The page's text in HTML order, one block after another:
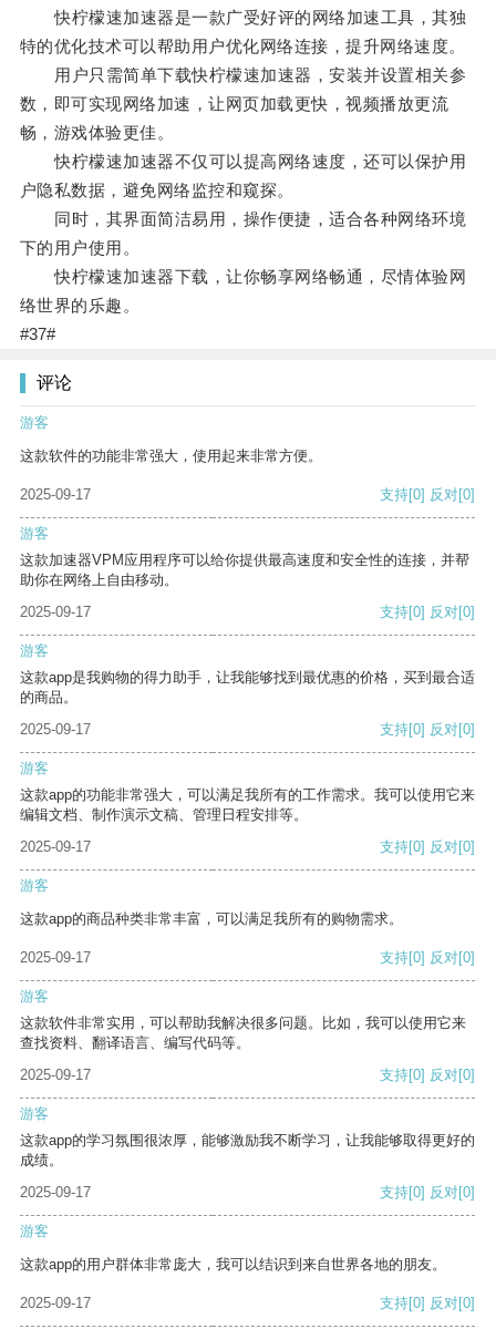
快柠檬速加速器是一款广受好评的网络加速工具，其独
特的优化技术可以帮助用户优化网络连接，提升网络速度。
用户只需简单下载快柠檬速加速器，安装并设置相关参
数，即可实现网络加速，让网页加载更快，视频播放更流
畅，游戏体验更佳。
快柠檬速加速器不仅可以提高网络速度，还可以保护用
户隐私数据，避免网络监控和窥探。
同时，其界面简洁易用，操作便捷，适合各种网络环境
下的用户使用。
快柠檬速加速器下载，让你畅享网络畅通，尽情体验网
络世界的乐趣。
#37#
评论
游客
这款软件的功能非常强大，使用起来非常方便。
2025-09-17 支持[0] 反对[0]
游客
这款加速器VPM应用程序可以给你提供最高速度和安全性的连接，并帮
助你在网络上自由移动。
2025-09-17
支持[0] 反对[0]
游客
这款app是我购物的得力助手，让我能够找到最优惠的价格，买到最合适
的商品。
2025-09-17
支持[0] 反对[0]
游客
这款app的功能非常强大，可以满足我所有的工作需求。我可以使用它来
编辑文档、制作演示文稿、管理日程安排等。
2025-09-17
支持[0] 反对[0]
游客
这款app的商品种类非常丰富，可以满足我所有的购物需求。
2025-09-17 支持[0] 反对[0]
游客
这款软件非常实用，可以帮助我解决很多问题。比如，我可以使用它来
查找资料、翻译语言、编写代码等。
2025-09-17
支持[0] 反对[0]
游客
这款app的学习氛围很浓厚，能够激励我不断学习，让我能够取得更好的
成绩。
2025-09-17
支持[0] 反对[0]
游客
这款app的用户群体非常庞大，我可以结识到来自世界各地的朋友。
2025-09-17 支持[0] 反对[0]